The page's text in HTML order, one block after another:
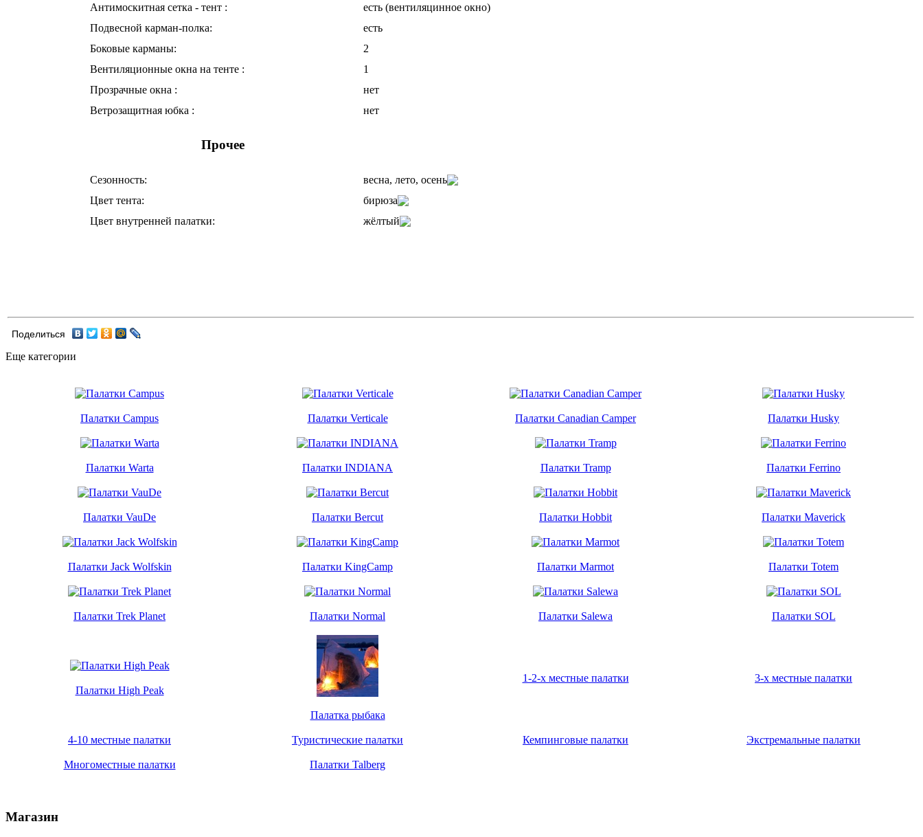
Антимоскитная сетка - тент :
есть (вентиляцинное окно)
Подвесной карман-полка:
есть
Боковые карманы:
2
Вентиляционные окна на тенте :
1
Прозрачные окна :
нет
Ветрозащитная юбка :
нет
Прочее
Сезонность:
весна, лето, осень
Цвет тента:
бирюза
Цвет внутренней палатки:
жёлтый
Поделиться
Еще категории
Палатки Campus Палатки Verticale Палатки Canadian Camper Палатки Husky
Палатки Warta Палатки INDIANA Палатки Tramp Палатки Ferrino
Палатки VauDe Палатки Bercut Палатки Hobbit Палатки Maverick
Палатки Jack Wolfskin Палатки KingCamp Палатки Marmot Палатки Totem
Палатки Trek Planet Палатки Normal Палатки Salewa Палатки SOL
Палатки High Peak
Палатка рыбака
1-2-х местные палатки 3-х местные палатки
4-10 местные палатки Туристические палатки Кемпинговые палатки Экстремальные палатки
Многоместные палатки Палатки Talberg
Магазин